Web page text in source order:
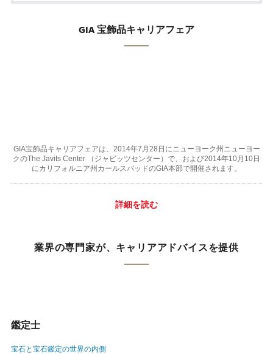
GIA 宝飾品キャリアフェア
GIA宝飾品キャリアフェアは、2014年7月28日にニューヨーク州ニューヨー
クのThe Javits Center （ジャビッツセンター）で、および2014年10月10日
にカリフォルニア州カールスバッドのGIA本部で開催されます。
詳細を読む
業界の専門家が、キャリアアドバイスを提供
鑑定士
宝石と宝石鑑定の世界の内側